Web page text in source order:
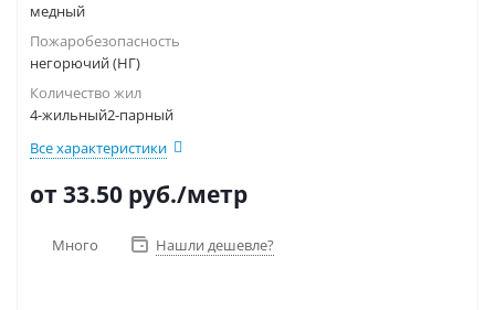
медный
Пожаробезопасность
негорючий (НГ)
Количество жил
4-жильный2-парный
Все характеристики
от 33.50 руб./метр
Много Нашли дешевле?